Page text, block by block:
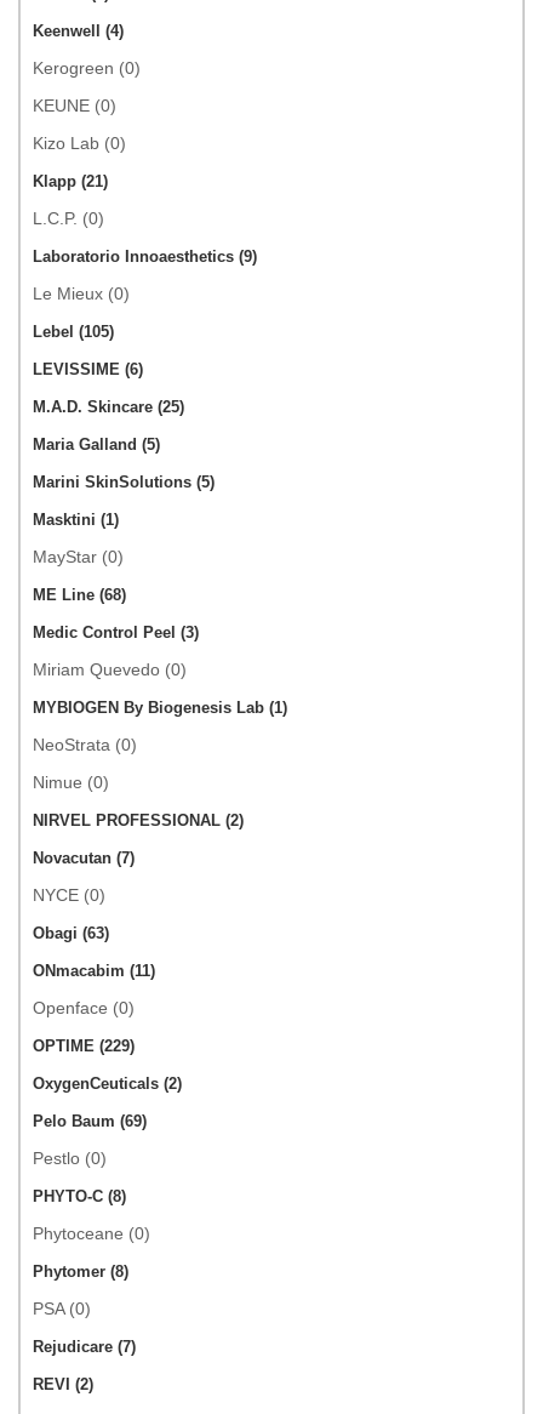
Keenwell (4)
Kerogreen (0)
KEUNE (0)
Kizo Lab (0)
Klapp (21)
L.C.P. (0)
Laboratorio Innoaesthetics (9)
Le Mieux (0)
Lebel (105)
LEVISSIME (6)
M.A.D. Skincare (25)
Maria Galland (5)
Marini SkinSolutions (5)
Masktini (1)
MayStar (0)
ME Line (68)
Medic Control Peel (3)
Miriam Quevedo (0)
MYBIOGEN By Biogenesis Lab (1)
NeoStrata (0)
Nimue (0)
NIRVEL PROFESSIONAL (2)
Novacutan (7)
NYCE (0)
Obagi (63)
ONmacabim (11)
Openface (0)
OPTIME (229)
OxygenCeuticals (2)
Pelo Baum (69)
Pestlo (0)
PHYTO-C (8)
Phytoceane (0)
Phytomer (8)
PSA (0)
Rejudicare (7)
REVI (2)